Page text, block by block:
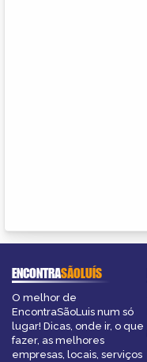
ENCONTRASÃOLUÍS
O melhor de
EncontraSãoLuis num só
lugar! Dicas, onde ir, o que
fazer, as melhores
empresas, locais, serviços